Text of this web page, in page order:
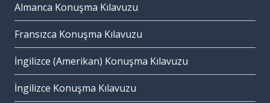
Almanca Konuşma Kılavuzu
Fransızca Konuşma Kılavuzu
İngilizce (Amerikan) Konuşma Kılavuzu
İngilizce Konuşma Kılavuzu